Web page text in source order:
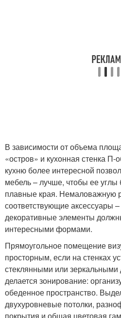
В зависимости от объема
«остров» и кухонная стенка
кухню более интересной
мебель – лучше, чтобы ее
плавные края. Немаловажную
соответствующие аксессуары
декоративные элементы
интересными формами.
Прямоугольное помещение
просторным, если на стенках
стеклянными или зеркальными
делается зонирование:
обеденное пространство.
двухуровневые потолки,